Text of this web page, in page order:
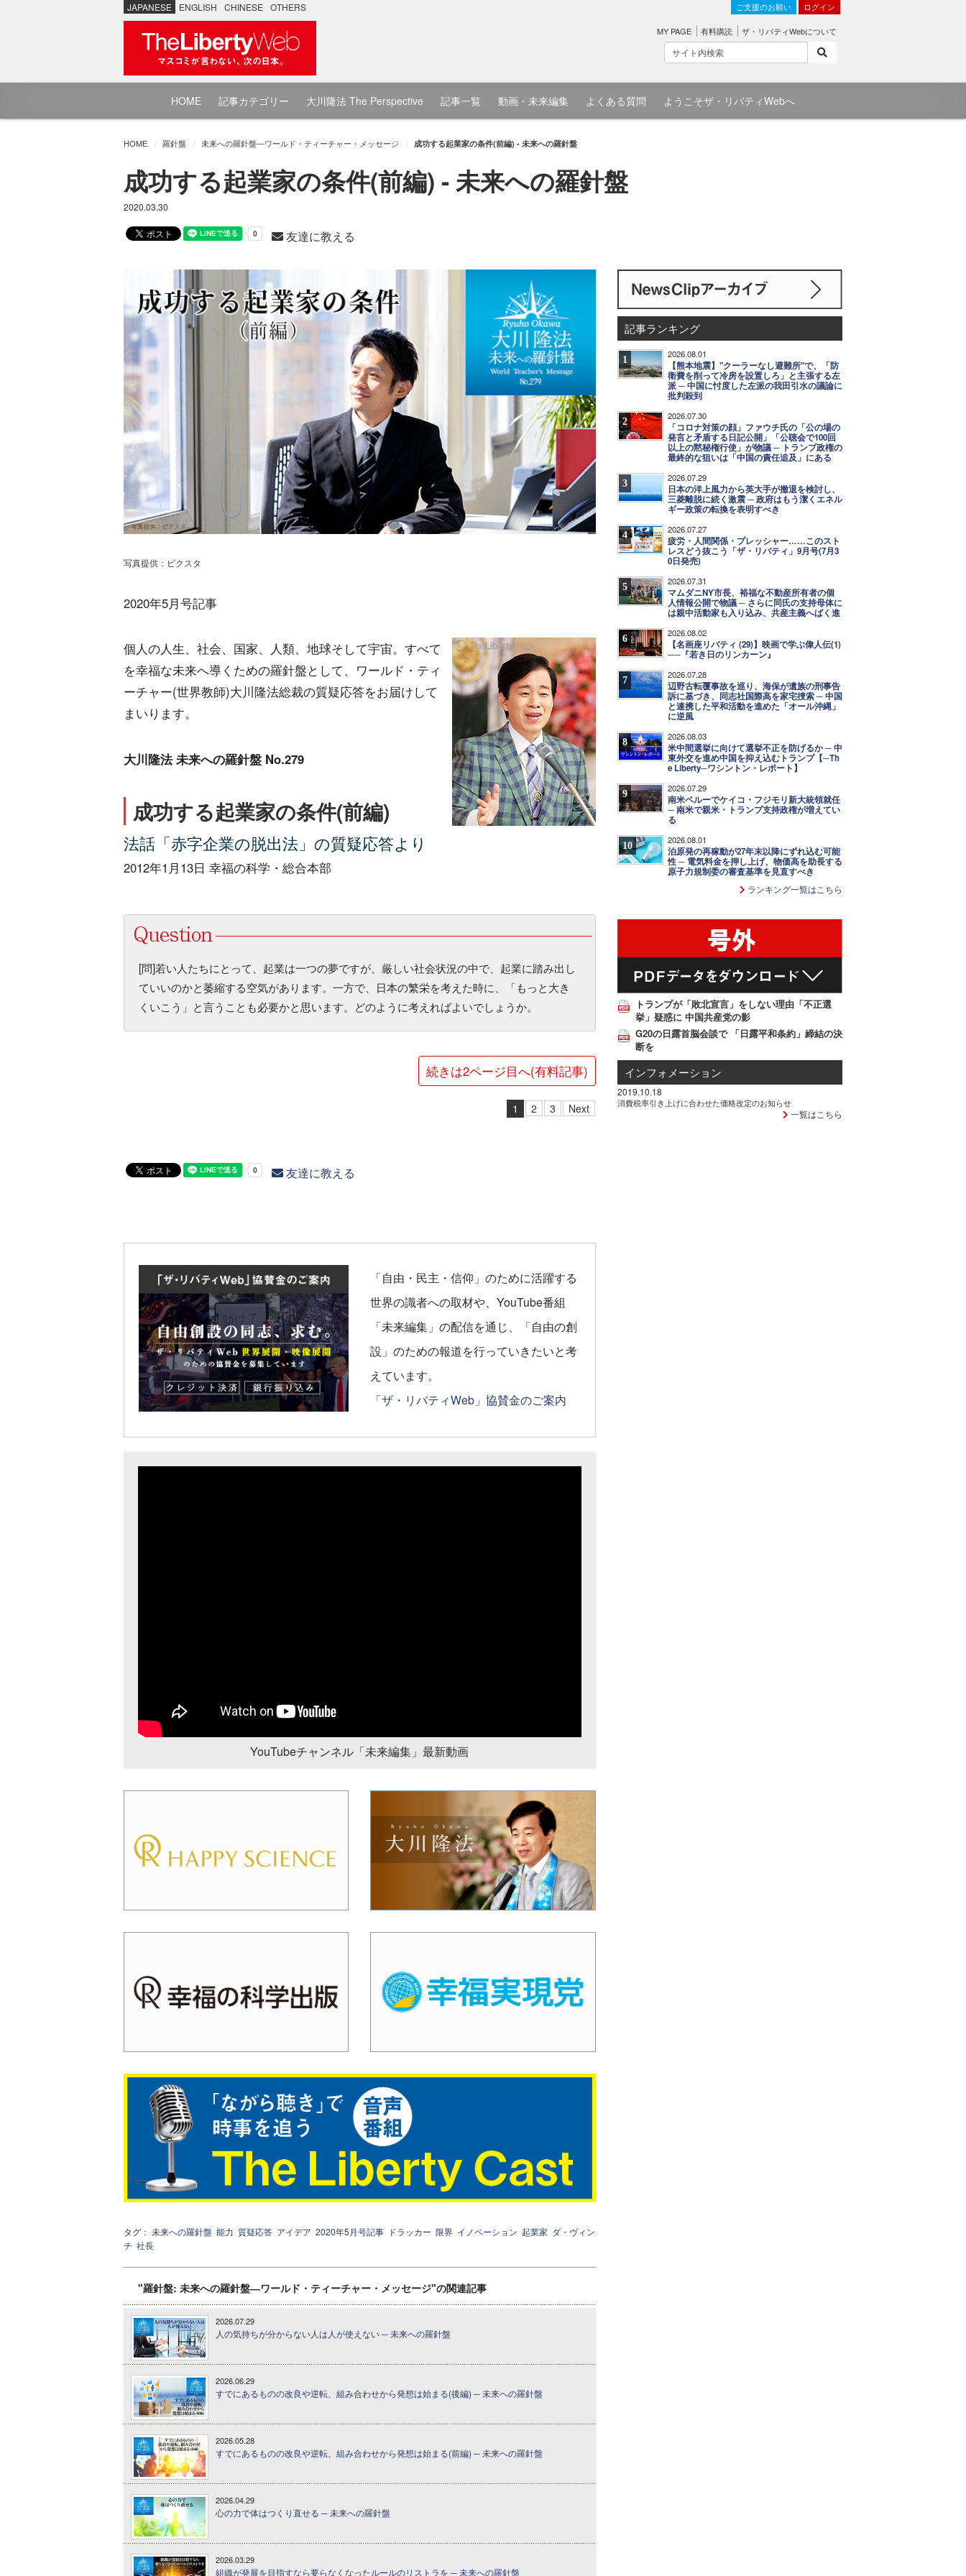
JAPANESE ENGLISH CHINESE OTHERS ご支援のお願い ログイン
MY PAGE 有料購読 ザ・リバティWebについて
HOME 記事カテゴリー 大川隆法 The Perspective 記事一覧 動画・未来編集 よくある質問 ようこそザ・リバティWebへ
HOME 羅針盤 未来への羅針盤―ワールド・ティーチャー・メッセージ 成功する起業家の条件(前編) - 未来への羅針盤
成功する起業家の条件(前編) - 未来への羅針盤
2020.03.30
友達に教える
写真提供：ピクスタ
2020年5月号記事
個人の人生、社会、国家、人類、地球そして宇宙。すべて
を幸福な未来へ導くための羅針盤として、ワールド・ティ
ーチャー(世界教師)大川隆法総裁の質疑応答をお届けして
まいります。
大川隆法 未来への羅針盤 No.279
成功する起業家の条件(前編)
法話「赤字企業の脱出法」の質疑応答より
2012年1月13日 幸福の科学・総合本部
[問]若い人たちにとって、起業は一つの夢ですが、厳しい社会状況の中で、起業に踏み出し
ていいのかと萎縮する空気があります。一方で、日本の繁栄を考えた時に、「もっと大き
くいこう」と言うことも必要かと思います。どのように考えればよいでしょうか。
続きは2ページ目へ(有料記事)
1 2 3 Next
友達に教える
「自由・民主・信仰」のために活躍する
世界の識者への取材や、YouTube番組
「未来編集」の配信を通じ、「自由の創
設」のための報道を行っていきたいと考
えています。
「ザ・リバティWeb」協賛金のご案内
YouTubeチャンネル「未来編集」最新動画
タグ： 未来への羅針盤 能力 質疑応答 アイデア 2020年5月号記事 ドラッカー 限界 イノベーション 起業家 ダ・ヴィン
チ 社長
"羅針盤: 未来への羅針盤―ワールド・ティーチャー・メッセージ"の関連記事
2026.07.29
人の気持ちが分からない人は人が使えない ─ 未来への羅針盤
2026.06.29
すでにあるものの改良や逆転、組み合わせから発想は始まる(後編) ─ 未来への羅針盤
2026.05.28
すでにあるものの改良や逆転、組み合わせから発想は始まる(前編) ─ 未来への羅針盤
2026.04.29
心の力で体はつくり直せる ─ 未来への羅針盤
2026.03.29
組織が発展を目指すなら要らなくなったルールのリストラを ─ 未来への羅針盤
記事ランキング
1 2026.08.01
【熊本地震】"クーラーなし避難所"で、「防
衛費を削って冷房を設置しろ」と主張する左
派 ─ 中国に忖度した左派の我田引水の議論に
批判殺到
2 2026.07.30
「コロナ対策の顔」ファウチ氏の「公の場の
発言と矛盾する日記公開」「公聴会で100回
以上の黙秘権行使」が物議 ─ トランプ政権の
最終的な狙いは「中国の責任追及」にある
3 2026.07.29
日本の洋上風力から英大手が撤退を検討し、
三菱離脱に続く激震 ─ 政府はもう潔くエネル
ギー政策の転換を表明すべき
4 2026.07.27
疲労・人間関係・プレッシャー……このスト
レスどう抜こう「ザ・リバティ」9月号(7月3
0日発売)
5 2026.07.31
マムダニNY市長、裕福な不動産所有者の個
人情報公開で物議 ─ さらに同氏の支持母体に
は親中活動家も入り込み、共産主義へばく進
6 2026.08.02
【名画座リバティ (29)】映画で学ぶ偉人伝(1)
──『若き日のリンカーン』
7 2026.07.28
辺野古転覆事故を巡り、海保が遺族の刑事告
訴に基づき、同志社国際高を家宅捜索 ─ 中国
と連携した平和活動を進めた「オール沖縄」
に逆風
8 2026.08.03
米中間選挙に向けて選挙不正を防げるか ─ 中
東外交を進め中国を抑え込むトランプ【─Th
e Liberty─ワシントン・レポート】
9 2026.07.29
南米ペルーでケイコ・フジモリ新大統領就任
─ 南米で親米・トランプ支持政権が増えてい
る
10 2026.08.01
泊原発の再稼動が27年末以降にずれ込む可能
性 ─ 電気料金を押し上げ、物価高を助長する
原子力規制委の審査基準を見直すべき
ランキング一覧はこちら
トランプが「敗北宣言」をしない理由「不正選
挙」疑惑に 中国共産党の影
G20の日露首脳会談で 「日露平和条約」締結の決
断を
インフォメーション
2019.10.18
消費税率引き上げに合わせた価格改定のお知らせ
一覧はこちら